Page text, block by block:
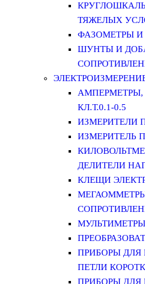
ТЯЖЕЛЫХ
ФАЗОМЕТРЫ
ШУНТЫ И
АМПЕРМЕТРЫ,
КЛ.Т.0.1-0.5
ИЗМЕРИТЕЛИ
ИЗМЕРИТЕЛЬ
ДЕЛИТЕЛИ
КЛЕЩИ
МУЛЬТИМЕТРЫ
ПРИБОРЫ ДЛЯ
ПЕТЛИ
ПРИБОРЫ ДЛЯ